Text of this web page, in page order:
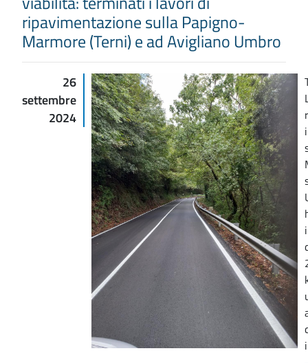
ripavimentazione sulla Papigno-
Marmore (Terni) e ad Avigliano Umbro
26
settembre
2024